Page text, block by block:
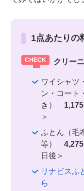
1点あたりの
クリー
ワイシャツ
ン・コート
き）
＞
ふとん（毛
等）
日後＞
リナビスふ
ら